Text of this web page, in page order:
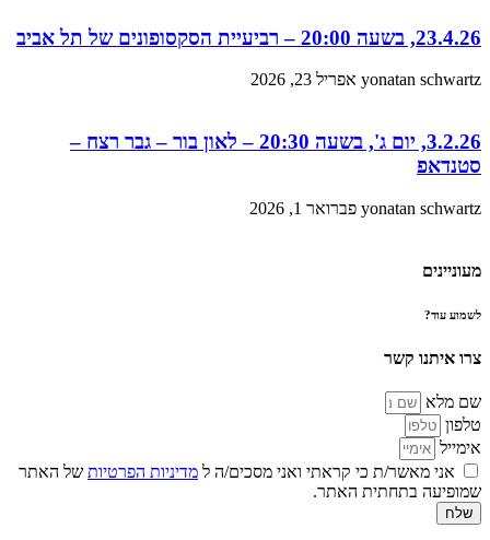
23.4.26, בשעה 20:00 – רביעיית הסקסופונים של תל אביב
yonatan schwartz אפריל 23, 2026
3.2.26, יום ג', בשעה 20:30 – לאון בור – גבר רצח –
סטנדאפ
yonatan schwartz פברואר 1, 2026
מעוניינים
לשמוע עוד?
צרו איתנו קשר
שם מלא
טלפון
אימייל
אני מאשר/ת כי קראתי ואני מסכים/ה ל מדיניות הפרטיות של האתר
שמופיעה בתחתית האתר.
שלח